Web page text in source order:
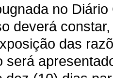
no
deverá
das
será